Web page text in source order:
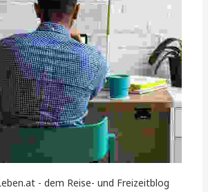
- dem Reise- und Freizeitblog